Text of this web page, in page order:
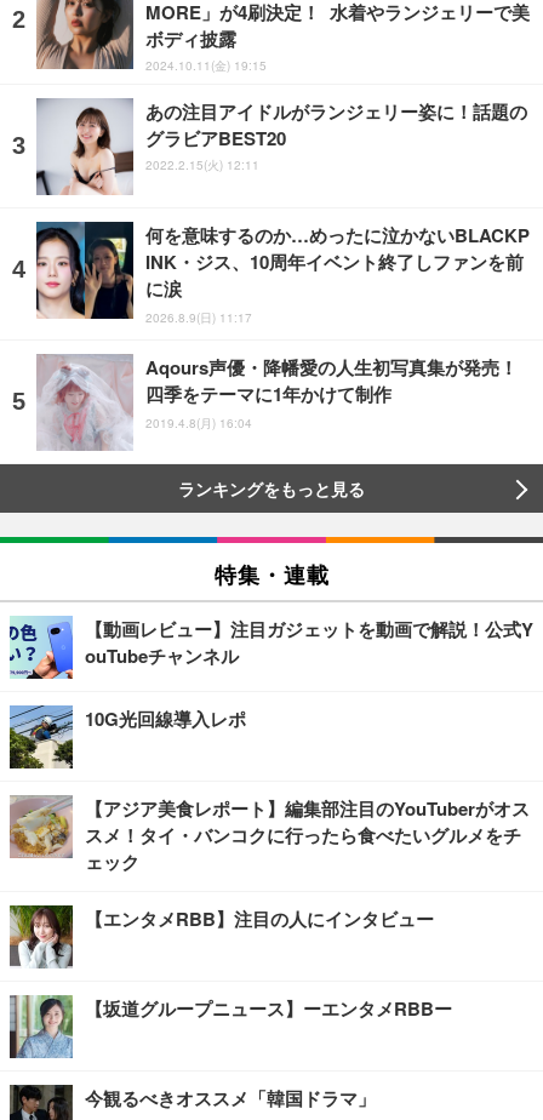
MORE」が4刷決定！ 水着やランジェリーで美
ボディ披露
2024.10.11(金) 19:15
あの注目アイドルがランジェリー姿に！話題の
グラビアBEST20
2022.2.15(火) 12:11
何を意味するのか…めったに泣かないBLACKP
INK・ジス、10周年イベント終了しファンを前
に涙
2026.8.9(日) 11:17
Aqours声優・降幡愛の人生初写真集が発売！
四季をテーマに1年かけて制作
2019.4.8(月) 16:04
ランキングをもっと見る
特集・連載
【動画レビュー】注目ガジェットを動画で解説！公式Y
ouTubeチャンネル
10G光回線導入レポ
【アジア美食レポート】編集部注目のYouTuberがオス
スメ！タイ・バンコクに行ったら食べたいグルメをチ
ェック
【エンタメRBB】注目の人にインタビュー
【坂道グループニュース】ーエンタメRBBー
今観るべきオススメ「韓国ドラマ」